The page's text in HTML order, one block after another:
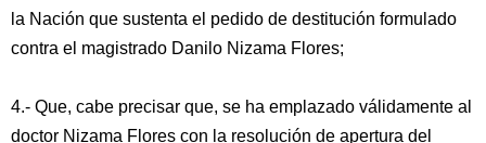
la Nación que sustenta el pedido de destitución formulado
contra el magistrado Danilo Nizama Flores;
4.- Que, cabe precisar que, se ha emplazado válidamente al
doctor Nizama Flores con la resolución de apertura del